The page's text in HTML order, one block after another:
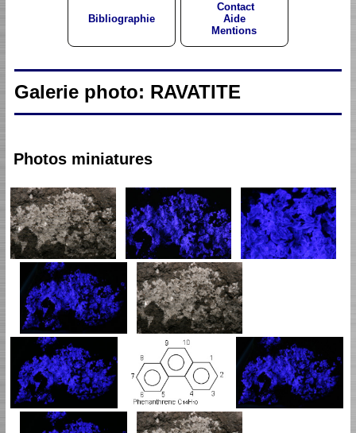
Bibliographie
Contact
Aide
Mentions
Galerie photo: RAVATITE
Photos miniatures